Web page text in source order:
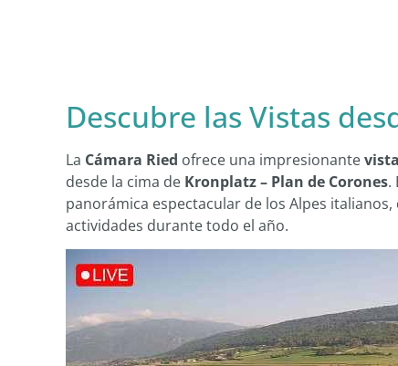
Descubre las Vistas
La Cámara Ried ofrece una impresionante
desde la cima de Kronplatz – Plan de Corones.
panorámica espectacular de los Alpes
actividades durante todo el año.